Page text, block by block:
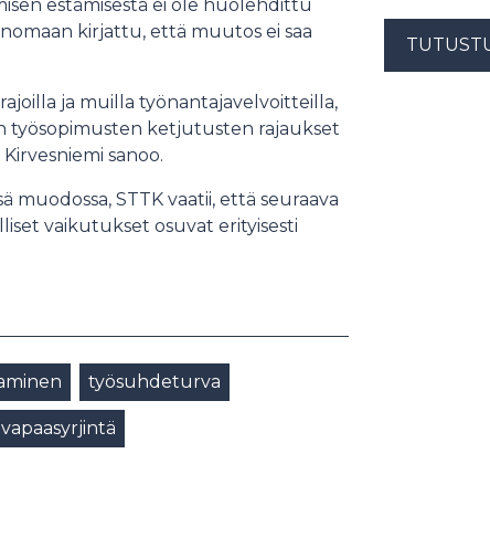
estämisestä ei ole huolehdittu
kirjattu, että muutos ei saa
ja muilla työnantajavelvoitteilla,
työsopimusten ketjutusten rajaukset
sanoo.
STTK vaatii, että seuraava
vaikutukset osuvat erityisesti
työsuhdeturva